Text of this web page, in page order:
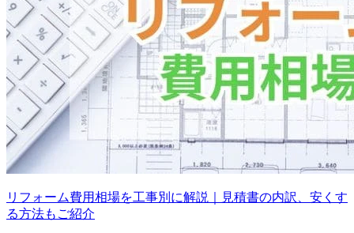
リフォーム費用相場を工事別に解説｜見積書の内訳、安くす
る方法もご紹介